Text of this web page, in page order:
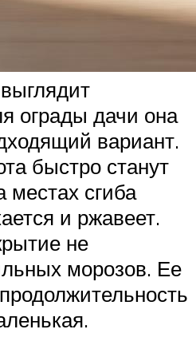
ограды дачи она
вариант.
быстро станут
местах сгиба
и ржавеет.
не
морозов. Ее